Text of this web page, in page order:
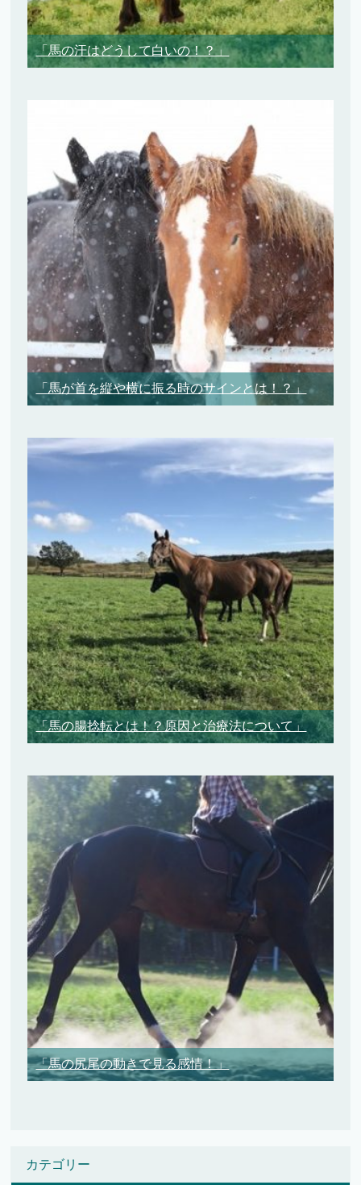
「馬の汗はどうして白いの！？」
「馬が首を縦や横に振る時のサインとは！？」
「馬の腸捻転とは！？原因と治療法について」
「馬の尻尾の動きで見る感情！」
カテゴリー